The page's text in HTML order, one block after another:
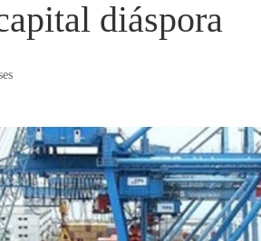
diáspora